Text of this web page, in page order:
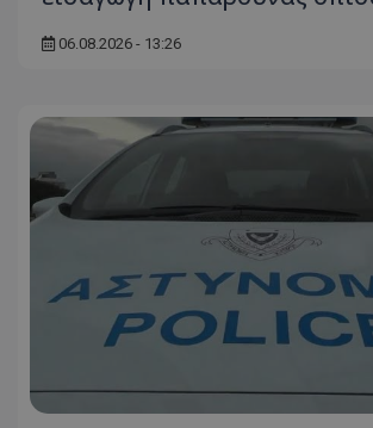
06.08.2026 - 13:26